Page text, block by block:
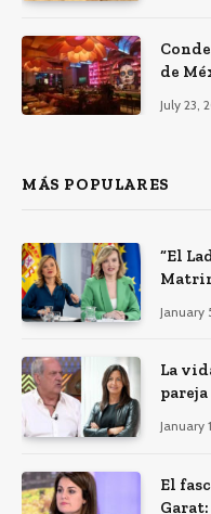
de
July 23,
MÁS POPULARES
“El
January
La
January
El